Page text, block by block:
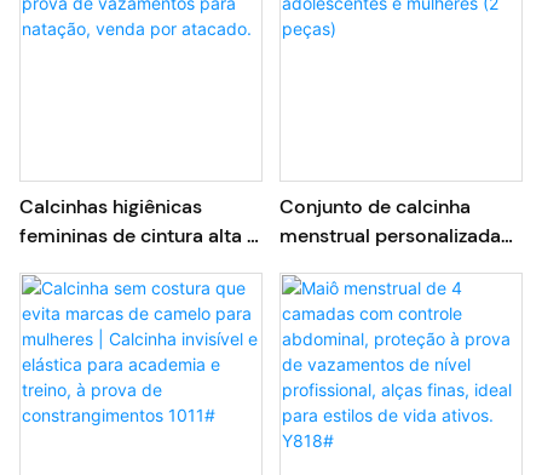
Calcinhas higiênicas
femininas de cintura alta à
natação, venda por
atacado.
Conjunto de calcinha
menstrual personalizada
mulheres (2 peças)